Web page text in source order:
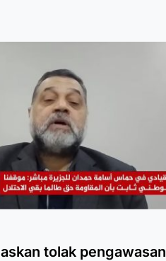
tolak pengawasan